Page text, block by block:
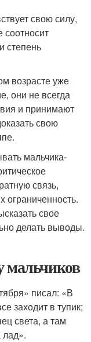
свою силу,
соотносит
степень
возрасте уже
они не всегда
и принимают
свою
мальчика-
связь,
ограниченность.
свое
делать выводы.
мальчиков
писал: «В
заходит в тупик;
света, а там